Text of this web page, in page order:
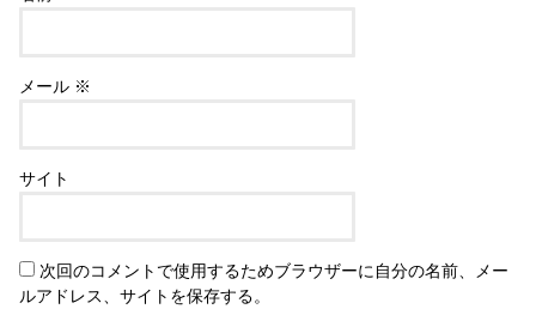
メール ※
サイト
次回のコメントで使用するためブラウザーに自分の名前、メー
ルアドレス、サイトを保存する。